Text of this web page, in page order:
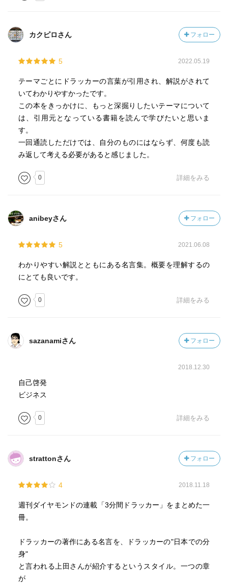
カクピロさん フォロー
5 2022.05.19
テーマごとにドラッカーの言葉が引用され、解説がされて
いてわかりやすかったです。
この本をきっかけに、もっと深掘りしたいテーマについて
は、引用元となっている書籍を読んで学びたいと思いま
す。
一回通読しただけでは、自分のものにはならず、何度も読
み返して考える必要があると感じました。
0 詳細をみる
anibeyさん フォロー
5 2021.06.08
わかりやすい解説とともにある名言集。概要を理解するの
にとても良いです。
0 詳細をみる
sazanamiさん フォロー
2018.12.30
自己啓発
ビジネス
0 詳細をみる
strattonさん フォロー
4 2018.11.18
週刊ダイヤモンドの連載「3分間ドラッカー」をまとめた一
冊。
ドラッカーの著作にある名言を、ドラッカーの"日本での分
身"
と言われる上田さんが紹介するというスタイル。一つの章
が